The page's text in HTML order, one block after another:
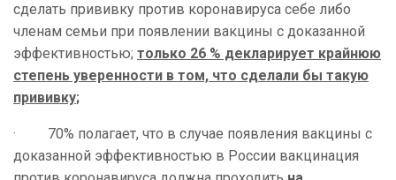
сделать прививку против коронавируса себе либо
членам семьи при появлении вакцины с доказанной
эффективностью; только 26 % декларирует крайнюю
степень уверенности в том, что сделали бы такую
прививку;
· 70% полагает, что в случае появления вакцины с
доказанной эффективностью в России вакцинация